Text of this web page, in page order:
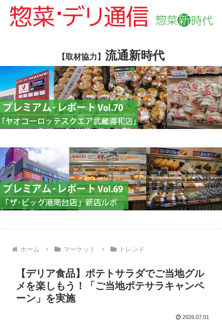
【取材協力】 流通新時代
ホーム マーケット トレンド
【デリア食品】ポテトサラダでご当地グル
メを楽しもう！「ご当地ポテサラキャンペ
ーン」を実施
2026.07.01